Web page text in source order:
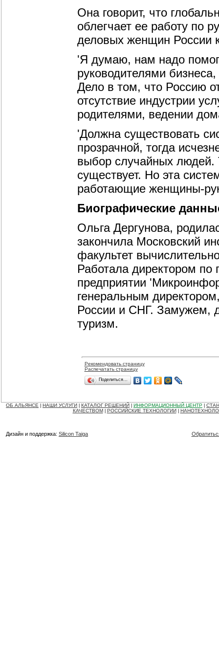
Она говорит, что
облегчает ее работу по
деловых женщин России
'Я думаю, нам надо
руководителями
Дело в том, что Россию
отсутствие индустрии
родителями, ведении
'Должна существовать
прозрачной, тогда
выбор случайных людей.
существует. Но эта
работающие женщины-
Биографические
Ольга Дергунова,
закончила Московский
факультет
Работала директором по
предприятии
генеральным
России и СНГ. Замужем,
туризм.
Рекомендовать страницу
Распечатать страницу
Поделиться…
ОБ АЛЬЯНСЕ НАШИ УСЛУГИ КАТАЛОГ РЕШЕНИЙ ИНФОРМАЦИОННЫЙ ЦЕНТР
КАЧЕСТВОМ
РОССИЙСКИЕ ТЕХНОЛОГИИ
Дизайн и поддержка: Silicon Taiga